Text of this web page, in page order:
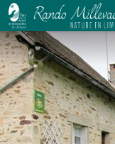
Chez Yvette